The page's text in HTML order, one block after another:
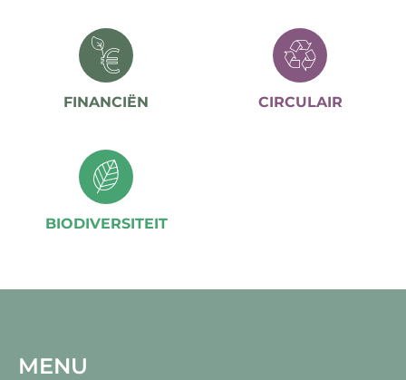
FINANCIËN CIRCULAIR
BIODIVERSITEIT
MENU